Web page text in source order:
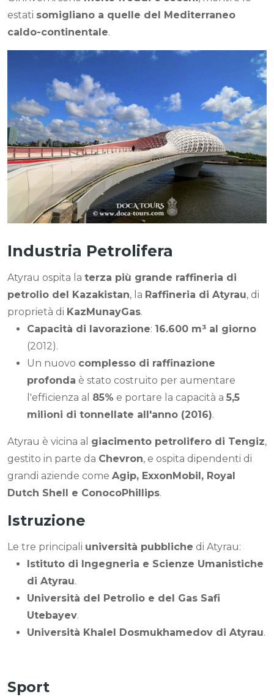
estati somigliano a quelle del Mediterraneo
caldo-continentale.
Industria Petrolifera
Atyrau ospita la terza più grande raffineria di
petrolio del Kazakistan, la Raffineria di Atyrau, di
proprietà di KazMunayGas.
Capacità di lavorazione: 16.600 m³ al giorno
(2012).
Un nuovo complesso di raffinazione
profonda è stato costruito per aumentare
l'efficienza al 85% e portare la capacità a 5,5
milioni di tonnellate all'anno (2016).
Atyrau è vicina al giacimento petrolifero di Tengiz,
gestito in parte da Chevron, e ospita dipendenti di
grandi aziende come Agip, ExxonMobil, Royal
Dutch Shell e ConocoPhillips.
Istruzione
Le tre principali università pubbliche di Atyrau:
Istituto di Ingegneria e Scienze Umanistiche
di Atyrau.
Università del Petrolio e del Gas Safi
Utebayev.
Università Khalel Dosmukhamedov di Atyrau.
Sport